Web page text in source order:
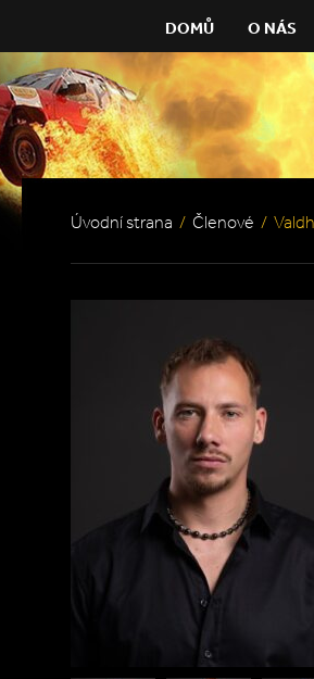
DOMŮ O NÁS
Úvodní strana / Členové /